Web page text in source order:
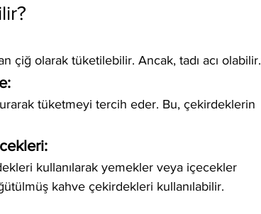
çiğ olarak tüketilebilir. Ancak, tadı acı olabilir.
tüketmeyi tercih eder. Bu, çekirdeklerin
kullanılarak yemekler veya içecekler
kahve çekirdekleri kullanılabilir.